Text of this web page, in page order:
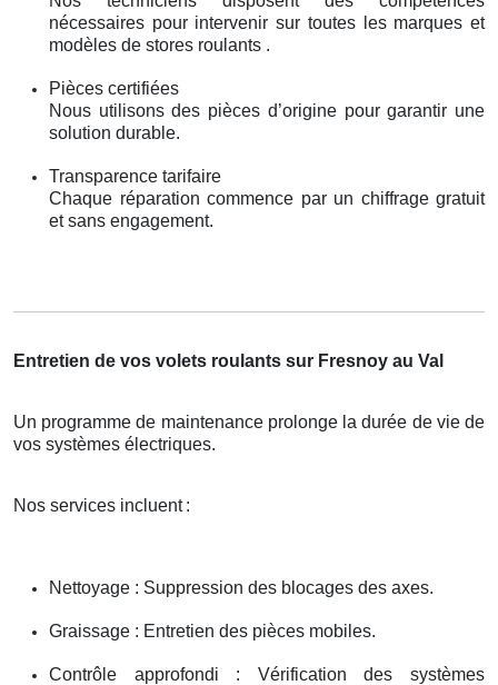
nécessaires pour intervenir sur toutes les marques et
modèles de stores roulants .
Pièces certifiées
Nous utilisons des pièces d’origine pour garantir une
solution durable.
Transparence tarifaire
Chaque réparation commence par un chiffrage gratuit
et sans engagement.
Entretien de vos volets roulants sur Fresnoy au Val
Un programme de maintenance prolonge la durée de vie de
vos systèmes électriques.
Nos services incluent :
Nettoyage : Suppression des blocages des axes.
Graissage : Entretien des pièces mobiles.
Contrôle approfondi : Vérification des systèmes